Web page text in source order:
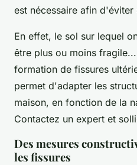
est nécessaire afin
En effet, le sol sur lequel
être plus ou moins
formation de fissures
permet d'adapter les
maison, en fonction de la
Contactez un expert et
Des mesures
les fissures